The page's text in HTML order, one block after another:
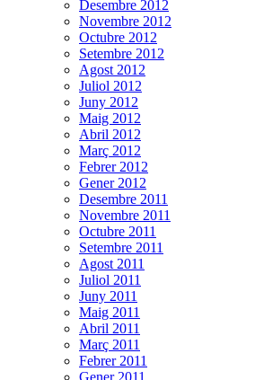
Desembre 2012
Novembre 2012
Octubre 2012
Setembre 2012
Agost 2012
Juliol 2012
Juny 2012
Maig 2012
Abril 2012
Març 2012
Febrer 2012
Gener 2012
Desembre 2011
Novembre 2011
Octubre 2011
Setembre 2011
Agost 2011
Juliol 2011
Juny 2011
Maig 2011
Abril 2011
Març 2011
Febrer 2011
Gener 2011